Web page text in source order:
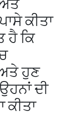
ਕੀਤਾ
ਹੈ ਕਿ
ਹੁਣ
ਦੀ